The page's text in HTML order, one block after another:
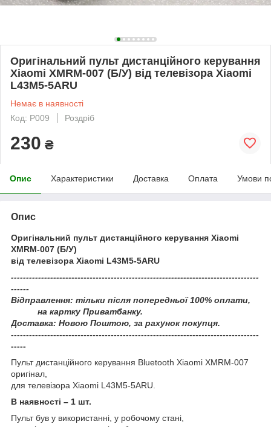
Оригінальний пульт дистанційного керування
Xiaomi XMRM-007 (Б/У) від телевізора Xiaomi
L43M5-5ARU
Немає в наявності
Код: P009
Роздріб
230 ₴
Опис Характеристики Доставка Оплата Умови
Опис
Оригінальний пульт дистанційного керування Xiaomi
XMRM-007 (Б/У)
від телевізора Xiaomi L43M5-5ARU
----------------------------------------------------------------------------------
------
Відправлення: тільки після попередньої 100% оплати,
на картку Приватбанку.
Доставка: Новою Поштою, за рахунок покупця.
----------------------------------------------------------------------------------
-----
Пульт дистанційного керування Bluetooth Xiaomi XMRM-007
оригінал,
для телевізора Xiaomi L43M5-5ARU.
В наявності – 1 шт.
Пульт був у використанні, у робочому стані,